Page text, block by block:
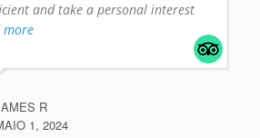
and take a personal interest
more
R
1, 2024